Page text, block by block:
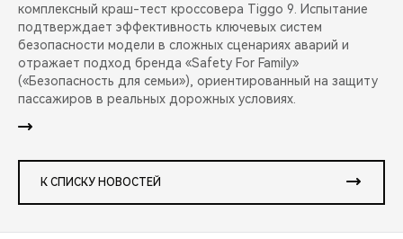
комплексный краш-тест кроссовера Tiggo 9. Испытание
подтверждает эффективность ключевых систем
безопасности модели в сложных сценариях аварий и
отражает подход бренда «Safety For Family»
(«Безопасность для семьи»), ориентированный на защиту
пассажиров в реальных дорожных условиях.
К СПИСКУ НОВОСТЕЙ